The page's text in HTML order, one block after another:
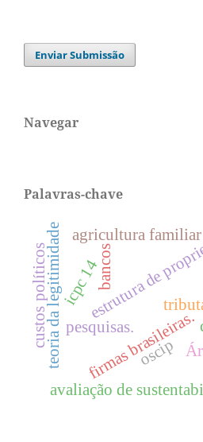
Enviar Submissão
Navegar
Palavras-chave
estrutura de
firmas brasileiras.
avaliação de
agricultura familiar
bancos
pesquisas.
oscip
teoria da legitimidade
custos políticos icpc 14